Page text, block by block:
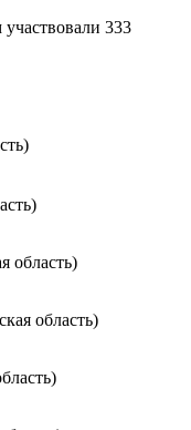
333
область)
область)